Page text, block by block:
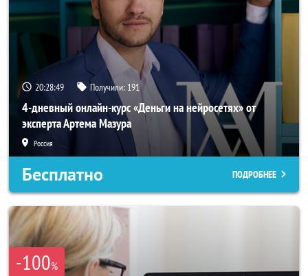
20:28:47 Получили: 191
4-дневный онлайн-курс «Деньги на нейросетях» от
эксперта Артема Мазура
Россия
Бесплатно ПОДРОБНЕЕ
-100%